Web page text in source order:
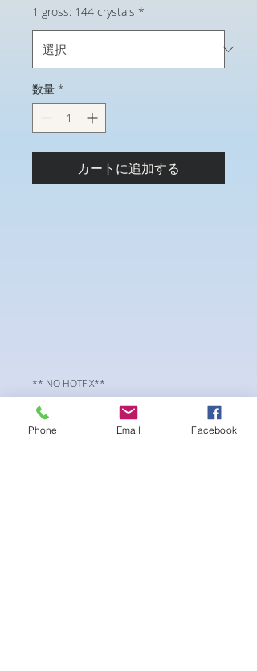
1 gross: 144 crystals *
数量 *
カートに追加する
** NO HOTFIX**
SS20 flatback Preciosa Component crystals.
Viva12 collection
Phone Email Facebook